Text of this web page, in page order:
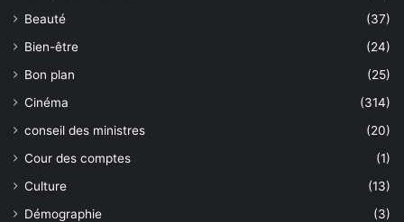
Beauté
(37)
Bien-être
(24)
Bon plan
(25)
Cinéma
(314)
conseil des ministres
(20)
Cour des comptes
(1)
Culture
(13)
Démographie
(3)